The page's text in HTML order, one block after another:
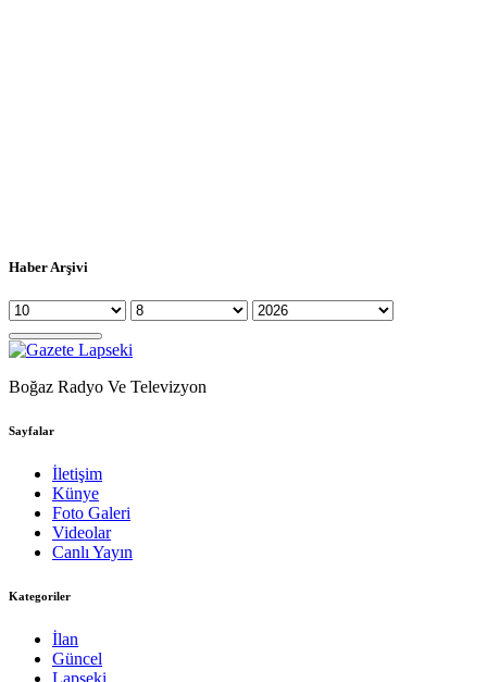
Haber Arşivi
Boğaz Radyo Ve Televizyon
Sayfalar
İletişim
Künye
Foto Galeri
Videolar
Canlı Yayın
Kategoriler
İlan
Güncel